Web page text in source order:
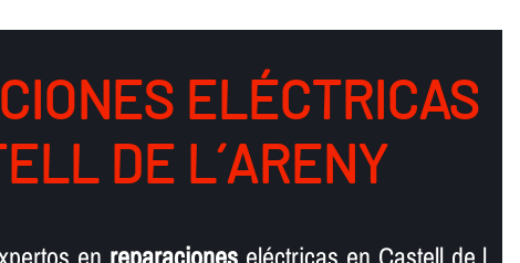
ELÉCTRICAS
DE L´ARENY